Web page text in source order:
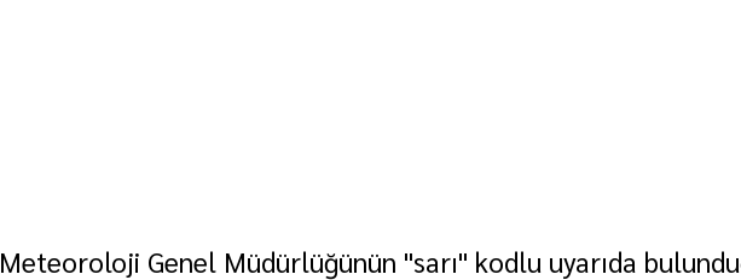
Meteoroloji Genel Müdürlüğünün "sarı" kodlu uyarıda